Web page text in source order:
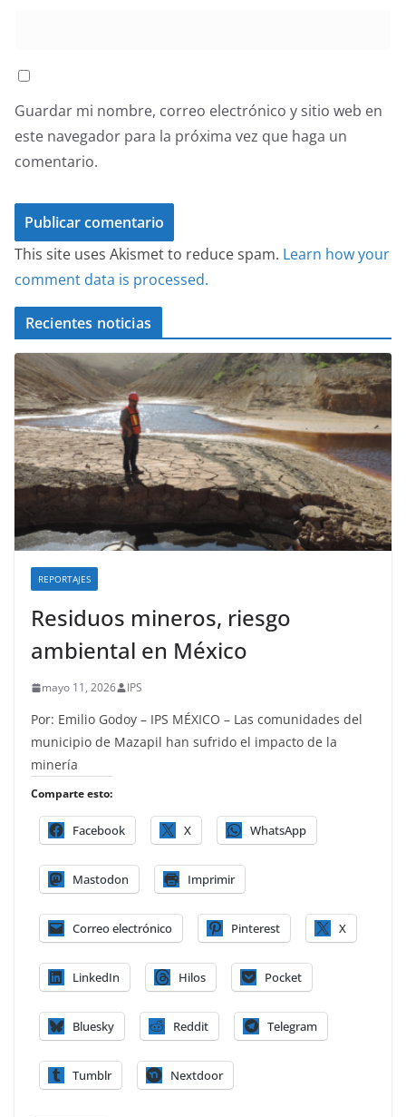
Guardar mi nombre, correo electrónico y sitio web en
este navegador para la próxima vez que haga un
comentario.
This site uses Akismet to reduce spam. Learn how your
comment data is processed.
Recientes noticias
REPORTAJES
Residuos mineros, riesgo
ambiental en México
mayo 11, 2026 IPS
Por: Emilio Godoy – IPS MÉXICO – Las comunidades del
municipio de Mazapil han sufrido el impacto de la
minería
Comparte esto:
Facebook X WhatsApp
Mastodon Imprimir
Correo electrónico Pinterest X
LinkedIn Hilos Pocket
Bluesky Reddit Telegram
Tumblr Nextdoor